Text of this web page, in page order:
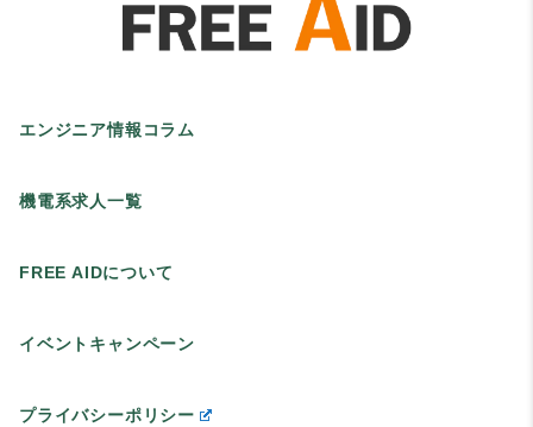
エンジニア情報コラム
機電系求人一覧
FREE AIDについて
イベントキャンペーン
プライバシーポリシー